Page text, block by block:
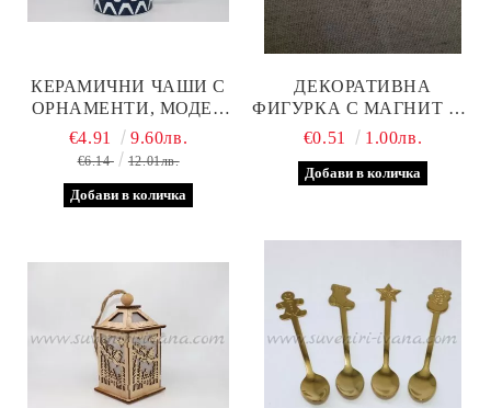
КЕРАМИЧНИ ЧАШИ С
ОРНАМЕНТИ, МОДЕЛ
ТРИ
€4.91 9.60лв.
€6.14 12.01лв.
ДЕКОРАТИВНА
ФИГУРКА С МАГНИТ ОТ
ПОЛИМЕРНА ГЛИНА 2,5
€0.51 1.00лв.